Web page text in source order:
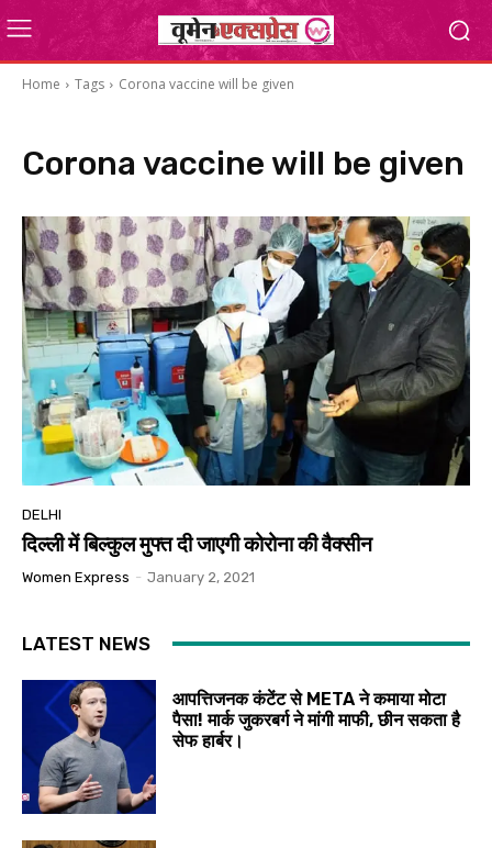
Home Tags Corona vaccine will be given
Corona vaccine will be given
DELHI
दिल्ली में बिल्कुल मुफ्त दी जाएगी कोरोना की वैक्सीन
Women Express - January 2, 2021
LATEST NEWS
आपत्तिजनक कंटेंट से META ने कमाया मोटा
पैसा! मार्क जुकरबर्ग ने मांगी माफी, छीन सकता है
सेफ हार्बर।